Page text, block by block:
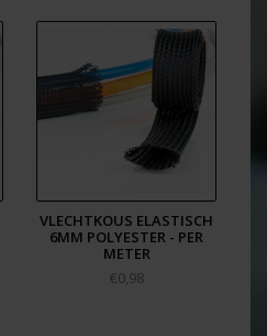
VLECHTKOUS ELASTISCH
6MM POLYESTER - PER
METER
€0,98